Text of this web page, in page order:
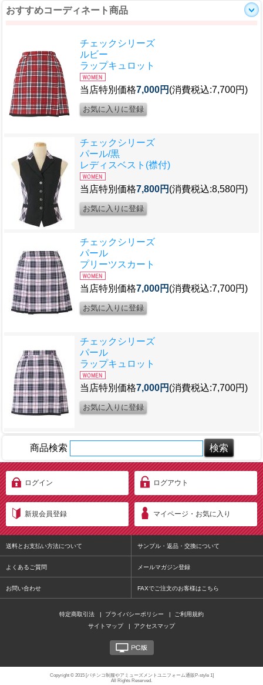
おすすめコーディネート商品
チェックシリーズ
ルビー
ラップキュロット
当店特別価格7,000円 (消費税込:7,700円)
チェックシリーズ
パール/黒
レディスベスト(襟付)
当店特別価格7,800円 (消費税込:8,580円)
チェックシリーズ
パール
プリーツスカート
当店特別価格7,000円 (消費税込:7,700円)
チェックシリーズ
パール
ラップキュロット
当店特別価格7,000円 (消費税込:7,700円)
商品検索
ログイン ログアウト
新規会員登録 マイページ・お気に入り
送料とお支払い方法について サンプル・返品・交換について
よくあるご質問 メールマガジン登録
お問い合わせ FAXでご注文のお客様はこちら
特定商取引法 | プライバシーポリシー |
ご利用規約
サイトマップ
| アクセスマップ
Copyright © 2015 [パチンコ制服やアミューズメントユニフォーム通販P-style 1]
All Rights Reserved.